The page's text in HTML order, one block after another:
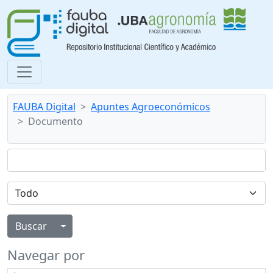
FAUBA Digital
Apuntes Agroeconómicos
Documento
Alternar menú desplegable
Navegar por